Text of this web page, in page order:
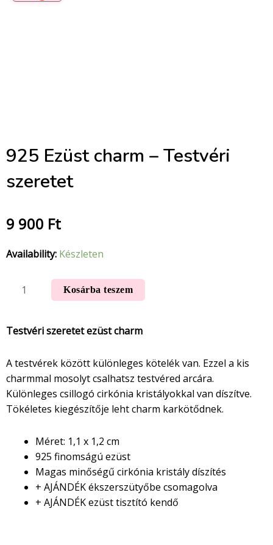
925 Ezüst charm – Testvéri
szeretet
9 900 Ft
Availability: Készleten
Kosárba teszem
Testvéri szeretet ezüst charm
A testvérek között különleges kötelék van. Ezzel a kis
charmmal mosolyt csalhatsz testvéred arcára.
Különleges csillogó cirkónia kristályokkal van díszítve.
Tökéletes kiegészítője leht charm karkötődnek.
Méret: 1,1 x 1,2 cm
925 finomságú ezüst
Magas minőségű cirkónia kristály díszítés
+ AJÁNDÉK ékszerszütyőbe csomagolva
+ AJÁNDÉK ezüst tisztító kendő